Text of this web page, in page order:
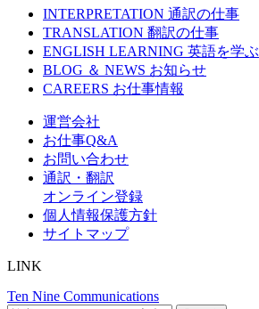
INTERPRETATION 通訳の仕事
TRANSLATION 翻訳の仕事
ENGLISH LEARNING 英語を学ぶ
BLOG ＆ NEWS お知らせ
CAREERS お仕事情報
運営会社
お仕事Q&A
お問い合わせ
通訳・翻訳
オンライン登録
個人情報保護方針
サイトマップ
LINK
Ten Nine Communications